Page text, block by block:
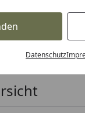
Datenschutz